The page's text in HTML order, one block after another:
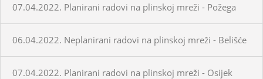
07.04.2022. Planirani radovi na plinskoj mreži - Požega
06.04.2022. Neplanirani radovi na plinskoj mreži - Belišće
07.04.2022. Planirani radovi na plinskoj mreži - Osijek